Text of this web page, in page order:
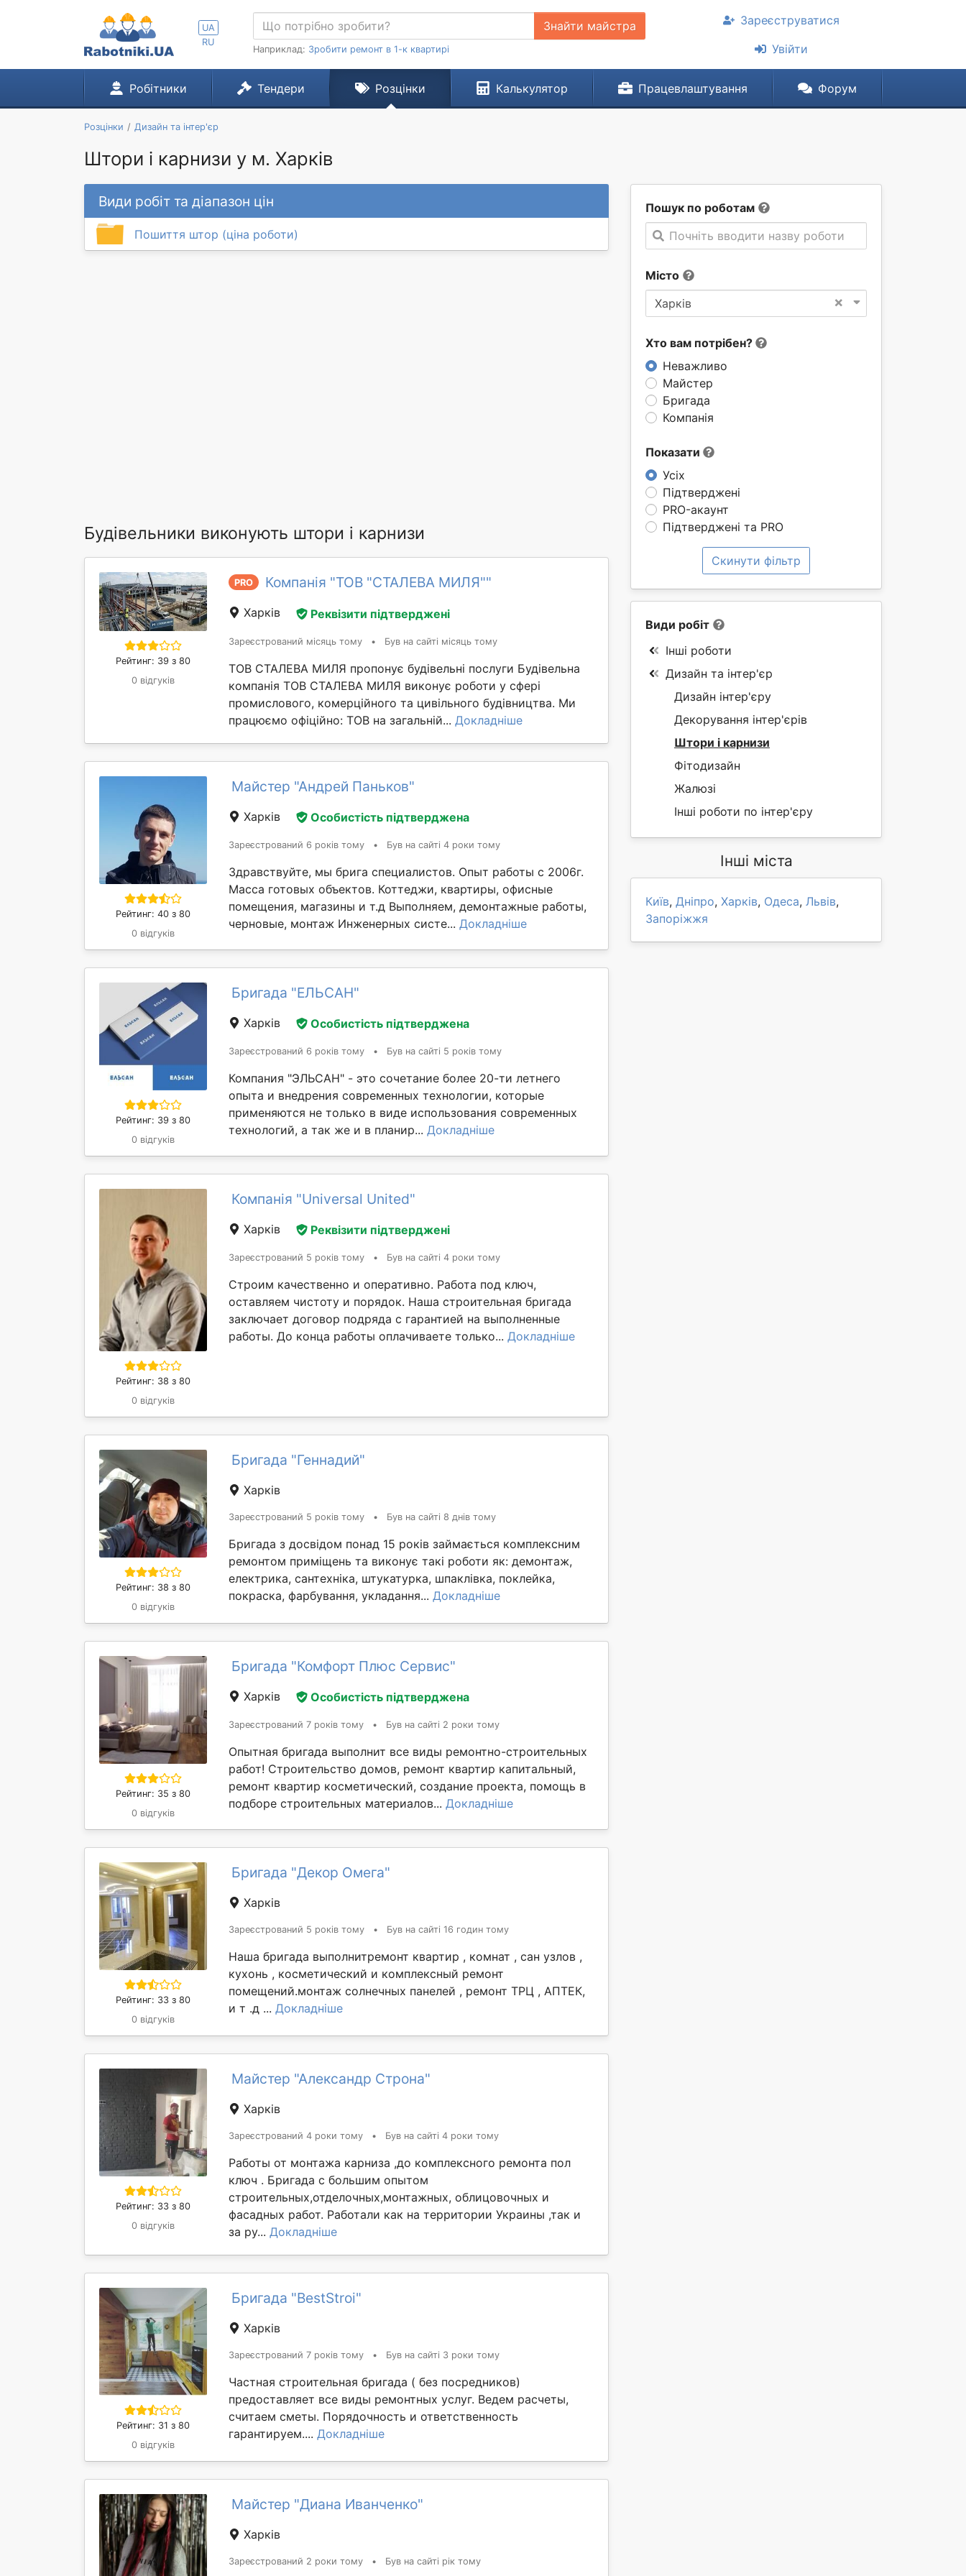
UA
RU
Знайти майстра
Наприклад: Зробити ремонт в 1-к квартирі
Зареєструватися
Увійти
Робітники Тендери Розцінки Калькулятор Працевлаштування Форум
Розцінки Дизайн та інтер'єр
Штори і карнизи у м. Харків
Пошук по роботам
Почніть вводити назву роботи
Місто
×
Харків
Хто вам потрібен?
Неважливо
Майстер
Бригада
Компанія
Показати
Усіх
Підтверджені
PRO-акаунт
Підтверджені та PRO
Скинути фільтр
Види робіт та діапазон цін
Пошиття штор (ціна роботи)
Будівельники виконують штори і карнизи
Рейтинг: 39 з 80
0 відгуків
PRO Компанія "ТОВ "СТАЛЕВА МИЛЯ""
Харків Реквізити підтверджені
Зареєстрований місяць тому • Був на сайті місяць тому
ТОВ СТАЛЕВА МИЛЯ пропонує будівельні послуги Будівельна
компанія ТОВ СТАЛЕВА МИЛЯ виконує роботи у сфері
промислового, комерційного та цивільного будівництва. Ми
працюємо офіційно: ТОВ на загальній... Докладніше
Рейтинг: 40 з 80
0 відгуків
Майстер "Андрей Паньков"
Харків Особистість підтверджена
Зареєстрований 6 років тому • Був на сайті 4 роки тому
Здравствуйте, мы брига специалистов. Опыт работы с 2006г.
Масса готовых объектов. Коттеджи, квартиры, офисные
помещения, магазины и т.д Выполняем, демонтажные работы,
черновые, монтаж Инженерных систе... Докладніше
Рейтинг: 39 з 80
0 відгуків
Бригада "ЕЛЬСАН"
Харків Особистість підтверджена
Зареєстрований 6 років тому • Був на сайті 5 років тому
Компания "ЭЛЬСАН" - это сочетание более 20-ти летнего
опыта и внедрения современных технологии, которые
применяются не только в виде использования современных
технологий, а так же и в планир... Докладніше
Рейтинг: 38 з 80
0 відгуків
Компанія "Universal United"
Харків Реквізити підтверджені
Зареєстрований 5 років тому • Був на сайті 4 роки тому
Строим качественно и оперативно. Работа под ключ,
оставляем чистоту и порядок. Наша строительная бригада
заключает договор подряда с гарантией на выполненные
работы. До конца работы оплачиваете только... Докладніше
Рейтинг: 38 з 80
0 відгуків
Бригада "Геннадий"
Харків
Зареєстрований 5 років тому • Був на сайті 8 днів тому
Бригада з досвідом понад 15 років займається комплексним
ремонтом приміщень та виконує такі роботи як: демонтаж,
електрика, сантехніка, штукатурка, шпаклівка, поклейка,
покраска, фарбування, укладання... Докладніше
Рейтинг: 35 з 80
0 відгуків
Бригада "Комфорт Плюс Сервис"
Харків Особистість підтверджена
Зареєстрований 7 років тому • Був на сайті 2 роки тому
Опытная бригада выполнит все виды ремонтно-строительных
работ! Строительство домов, ремонт квартир капитальный,
ремонт квартир косметический, создание проекта, помощь в
подборе строительных материалов... Докладніше
Рейтинг: 33 з 80
0 відгуків
Бригада "Декор Омега"
Харків
Зареєстрований 5 років тому • Був на сайті 16 годин тому
Наша бригада выполнитремонт квартир , комнат , сан узлов ,
кухонь , косметический и комплексный ремонт
помещений.монтаж солнечных панелей , ремонт ТРЦ , АПТЕК,
и т .д ... Докладніше
Рейтинг: 33 з 80
0 відгуків
Майстер "Александр Строна"
Харків
Зареєстрований 4 роки тому • Був на сайті 4 роки тому
Работы от монтажа карниза ,до комплексного ремонта пол
ключ . Бригада с большим опытом
строительных,отделочных,монтажных, облицовочных и
фасадных работ. Работали как на территории Украины ,так и
за ру... Докладніше
Рейтинг: 31 з 80
0 відгуків
Бригада "BestStroi"
Харків
Зареєстрований 7 років тому • Був на сайті 3 роки тому
Частная строительная бригада ( без посредников)
предоставляет все виды ремонтных услуг. Ведем расчеты,
считаем сметы. Порядочность и ответственность
гарантируем.... Докладніше
Майстер "Диана Иванченко"
Харків
Зареєстрований 2 роки тому • Був на сайті рік тому
Види робіт
Інші роботи
Дизайн та інтер'єр
Дизайн інтер'єру
Декорування інтер'єрів
Штори і карнизи
Фітодизайн
Жалюзі
Інші роботи по інтер'єру
Інші міста
Київ, Дніпро, Харків, Одеса, Львів,
Запоріжжя